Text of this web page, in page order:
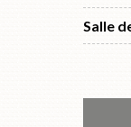
Salle